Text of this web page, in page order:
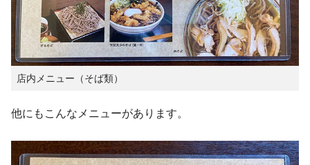
店内メニュー（そば類）
他にもこんなメニューがあります。